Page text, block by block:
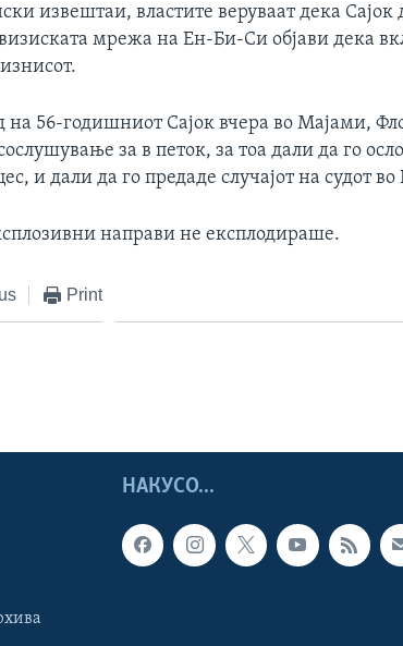
извештаи, властите веруваат дека Сајок
мрежа на Ен-Би-Си објави дека
на 56-годишниот Сајок вчера во Мајами,
за в петок, за тоа дали да го
и дали да го предаде случајот на судот
направи не експлодираше.
Print
НАКУСО...